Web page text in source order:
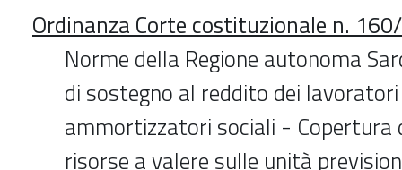
Appuntamenti
Prenotazione spazi
Ordinanza Corte costituzionale n.
Norme della Regione autonoma
di sostegno al reddito dei
ammortizzatori sociali - Copertura
risorse a valere sulle unità